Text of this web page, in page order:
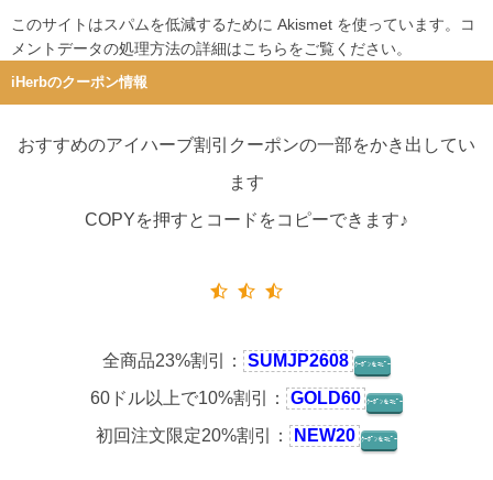
このサイトはスパムを低減するために Akismet を使っています。
コ
メントデータの処理方法の詳細はこちらをご覧ください。
iHerbのクーポン情報
おすすめのアイハーブ割引クーポンの一部をかき出してい
ます
COPYを押すとコードをコピーできます♪
全商品23%割引： SUMJP2608 ｸｰﾎﾟﾝをｺﾋﾟｰ
60ドル以上で10%割引： GOLD60 ｸｰﾎﾟﾝをｺﾋﾟｰ
初回注文限定20%割引： NEW20 ｸｰﾎﾟﾝをｺﾋﾟｰ